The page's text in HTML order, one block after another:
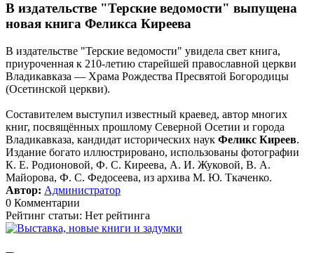
В издательстве "Терские ведомости" выпущена
новая книга Феликса Киреева
В издательстве "Терские ведомости" увидела свет книга,
приуроченная к 210-летию старейшей православной церкви
Владикавказа — Храма Рождества Пресвятой Богородицы
(Осетинской церкви).
Составителем выступил известный краевед, автор многих
книг, посвящённых прошлому Северной Осетии и города
Владикавказа, кандидат исторических наук Феликс Киреев.
Издание богато иллюстрировано, использованы фотографии
К. Е. Родионовой, Ф. С. Киреева, А. И. Жуковой, В. А.
Майорова, Ф. С. Федосеева, из архива М. Ю. Ткаченко.
Автор: Администратор
0 Комментарии
Рейтинг статьи: Нет рейтинга